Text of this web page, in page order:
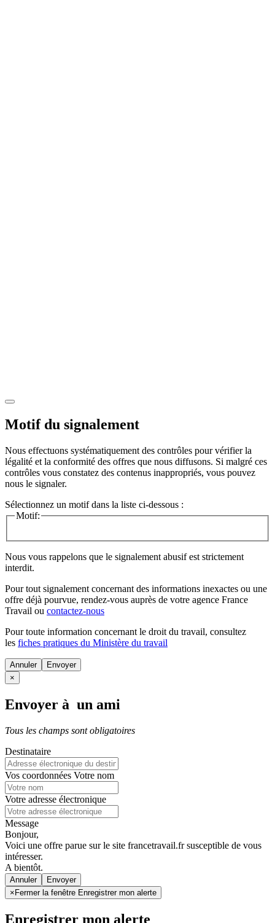
Motif du signalement
Nous effectuons systématiquement des contrôles pour vérifier la
légalité et la conformité des offres que nous diffusons. Si malgré ces
contrôles vous constatez des contenus inappropriés, vous pouvez
nous le signaler.
Sélectionnez un motif dans la liste ci-dessous :
Motif:
Nous vous rappelons que le signalement abusif est strictement
interdit.
Pour tout signalement concernant des informations inexactes ou une
offre déjà pourvue, rendez-vous auprès de votre agence France
Travail ou contactez-nous
Pour toute information concernant le droit du travail, consultez
les fiches pratiques du Ministère du travail
Annuler
×
Envoyer à un ami
Tous les champs sont obligatoires
Destinataire
Vos coordonnées Votre nom
Votre adresse électronique
Message
Bonjour,
Voici une offre parue sur le site francetravail.fr susceptible de vous
intéresser.
A bientôt.
Annuler
× Fermer la fenêtre Enregistrer mon alerte
Enregistrer mon alerte